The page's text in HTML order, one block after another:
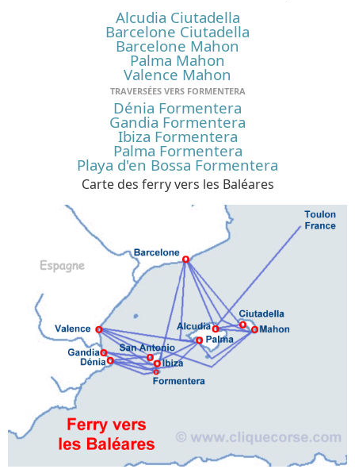
Alcudia Ciutadella
Barcelone Ciutadella
Barcelone Mahon
Palma Mahon
Valence Mahon
TRAVERSÉES VERS FORMENTERA
Dénia Formentera
Gandia Formentera
Ibiza Formentera
Palma Formentera
Playa d'en Bossa Formentera
Carte des ferry vers les Baléares